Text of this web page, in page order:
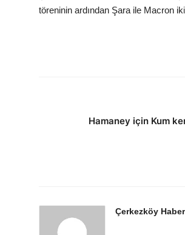
töreninin ardından Şara ile Macron
Hamaney için Kum
Çerkezköy Haber